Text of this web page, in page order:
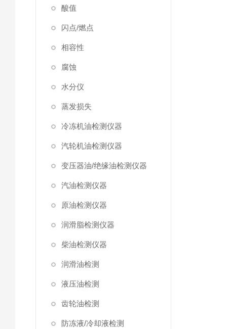
酸值
闪点/燃点
相容性
腐蚀
水分仪
蒸发损失
冷冻机油检测仪器
汽轮机油检测仪器
变压器油/绝缘油检测仪器
汽油检测仪器
原油检测仪器
润滑脂检测仪器
柴油检测仪器
润滑油检测
液压油检测
齿轮油检测
防冻液/冷却液检测